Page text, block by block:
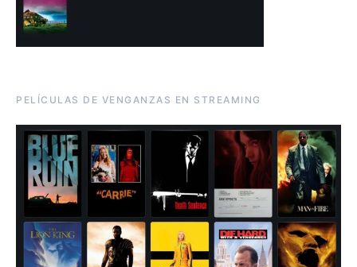
PELÍCULAS DE VENGANZAS EN STREAMING